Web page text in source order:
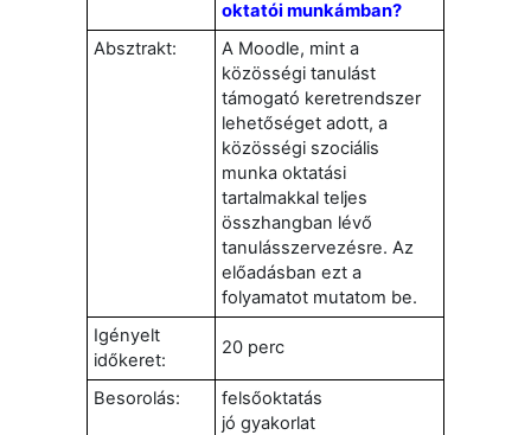
oktatói munkámban?
Absztrakt:
A Moodle, mint a
közösségi tanulást
támogató keretrendszer
lehetőséget adott, a
közösségi szociális
munka oktatási
tartalmakkal teljes
összhangban lévő
tanulásszervezésre. Az
előadásban ezt a
folyamatot mutatom be.
Igényelt
időkeret:
20 perc
Besorolás:
felsőoktatás
jó gyakorlat